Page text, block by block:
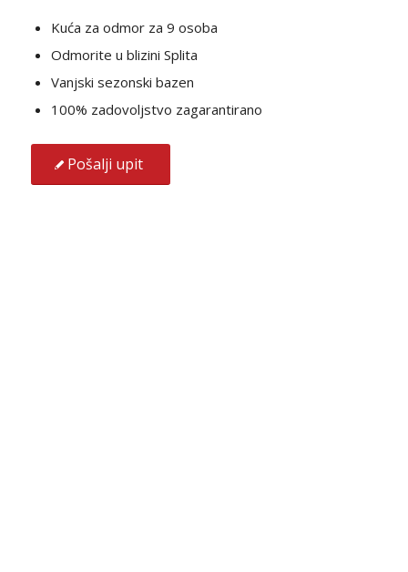
Kuća za odmor za 9 osoba
Odmorite u blizini Splita
Vanjski sezonski bazen
100% zadovoljstvo zagarantirano
Pošalji upit